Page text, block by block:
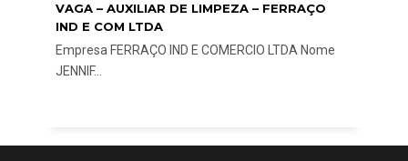
VAGA – AUXILIAR DE LIMPEZA – FERRAÇO
IND E COM LTDA
Empresa FERRAÇO IND E COMERCIO LTDA Nome
JENNIF...